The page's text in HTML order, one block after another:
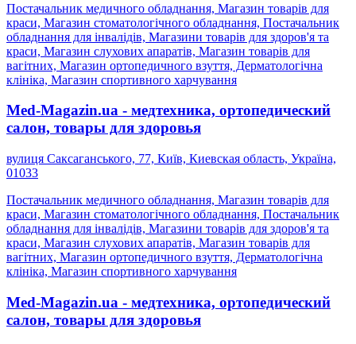
Постачальник медичного обладнання, Магазин товарів для
краси, Магазин стоматологічного обладнання, Постачальник
обладнання для інвалідів, Магазини товарів для здоров'я та
краси, Магазин слухових апаратів, Магазин товарів для
вагітних, Магазин ортопедичного взуття, Дерматологічна
клініка, Магазин спортивного харчування
Med-Magazin.ua - медтехника, ортопедический
салон, товары для здоровья
вулиця Саксаганського, 77, Київ, Киевская область, Україна,
01033
Постачальник медичного обладнання, Магазин товарів для
краси, Магазин стоматологічного обладнання, Постачальник
обладнання для інвалідів, Магазини товарів для здоров'я та
краси, Магазин слухових апаратів, Магазин товарів для
вагітних, Магазин ортопедичного взуття, Дерматологічна
клініка, Магазин спортивного харчування
Med-Magazin.ua - медтехника, ортопедический
салон, товары для здоровья